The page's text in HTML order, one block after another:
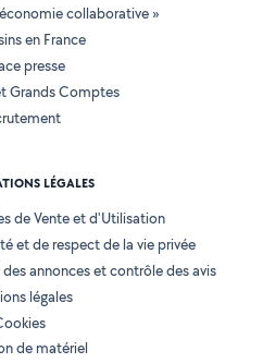
collaborative »
en France
presse
Grands Comptes
LÉGALES
de Vente et d'Utilisation
et de respect de la vie privée
annonces et contrôle des avis
légales
de matériel